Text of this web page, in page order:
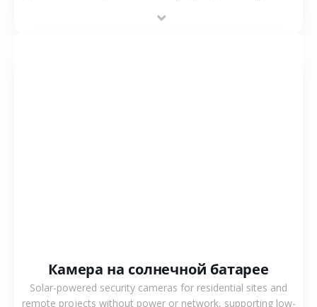
Камера на солнечной батарее
Solar-powered security cameras for residential sites and
remote projects without power or network, supporting low-